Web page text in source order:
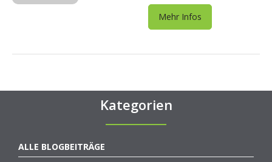
Mehr Infos
Kategorien
ALLE BLOGBEITRÄGE